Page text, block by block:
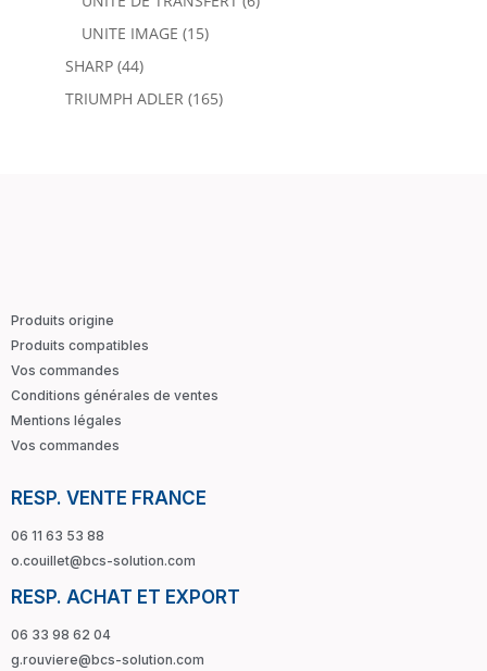
UNITE IMAGE (15)
SHARP (44)
TRIUMPH ADLER (165)
Produits origine
Produits compatibles
Vos commandes
Conditions générales de ventes
Mentions légales
Vos commandes
RESP. VENTE FRANCE
06 11 63 53 88
o.couillet@bcs-solution.com
RESP. ACHAT ET EXPORT
06 33 98 62 04
g.rouviere@bcs-solution.com